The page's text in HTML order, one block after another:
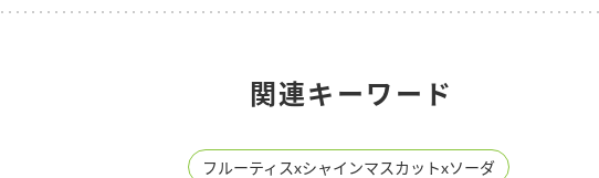
関連キーワード
フルーティスxシャインマスカットxソーダ